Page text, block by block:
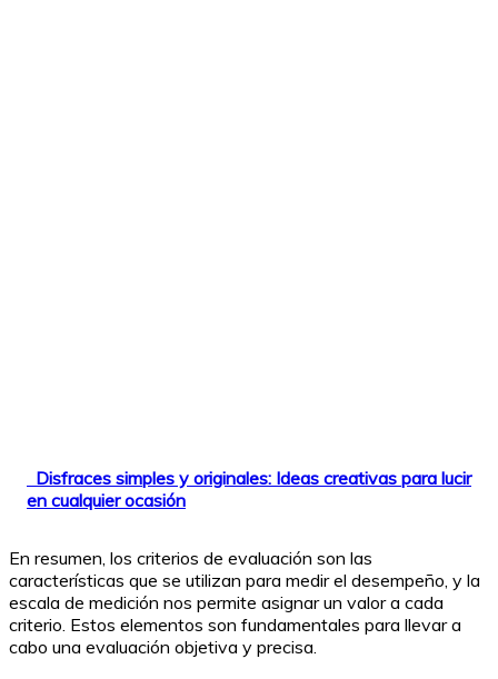
Disfraces simples y originales: Ideas creativas para lucir
en cualquier ocasión
En resumen, los criterios de evaluación son las
características que se utilizan para medir el desempeño, y la
escala de medición nos permite asignar un valor a cada
criterio. Estos elementos son fundamentales para llevar a
cabo una evaluación objetiva y precisa.